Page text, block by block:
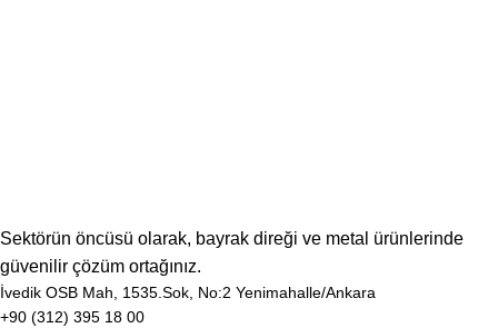
Sektörün öncüsü olarak, bayrak direği ve metal ürünlerinde
güvenilir çözüm ortağınız.
İvedik OSB Mah, 1535.Sok, No:2 Yenimahalle/Ankara
+90 (312) 395 18 00